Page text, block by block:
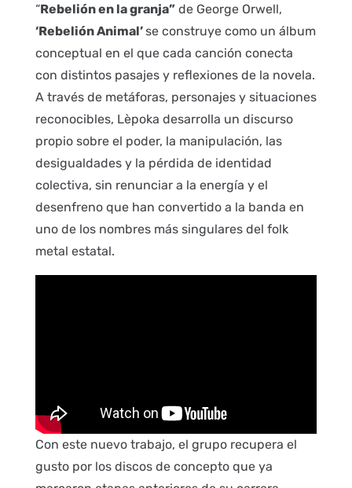
“Rebelión en la granja”de George Orwell,
‘Rebelión Animal’se construye como un álbum
conceptual en el que cada canción conecta
con distintos pasajes y reflexiones de la novela.
A través de metáforas, personajes y situaciones
reconocibles, Lèpoka desarrolla un discurso
propio sobre el poder, la manipulación, las
desigualdades y la pérdida de identidad
colectiva, sin renunciar a la energía y el
desenfreno que han convertido a la banda en
uno de los nombres más singulares del folk
metal estatal.
Con este nuevo trabajo, el grupo recupera el
gusto por los discos de concepto que ya